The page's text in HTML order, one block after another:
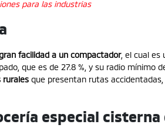
para las industrias
facilidad a un compactador, el cual es
que es de 27.8 %, y su radio mínimo
ruralesque presentan rutas accidentadas,
especial